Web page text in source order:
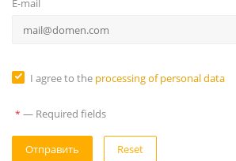
E-mail
I agree to the processing of personal data
* — Required fields
Reset